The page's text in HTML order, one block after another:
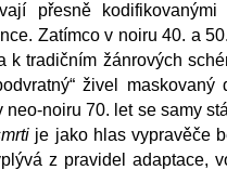
přesně
Zatímco v noiru 40. a
k tradičním žánrových
živel
neo-noiru 70. let se samy
je jako hlas vypravěče
z pravidel adaptace,